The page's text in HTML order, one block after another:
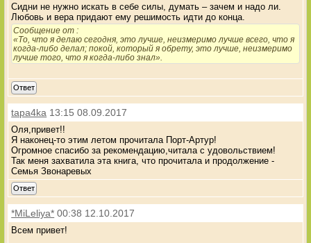
Сидни не нужно искать в себе силы, думать – зачем и надо ли.
Любовь и вера придают ему решимость идти до конца.
Сообщение от :
«То, что я делаю сегодня, это лучше, неизмеримо лучше всего, что я
когда-либо делал; покой, который я обрету, это лучше, неизмеримо
лучше того, что я когда-либо знал».
Ответ
tapa4ka 13:15 08.09.2017
Оля,привет!!
Я наконец-то этим летом прочитала Порт-Артур!
Огромное спасибо за рекомендацию,читала с удовольствием!
Так меня захватила эта книга, что прочитала и продолжение -
Семья Звонаревых
Ответ
*MiLeliya* 00:38 12.10.2017
Всем привет!